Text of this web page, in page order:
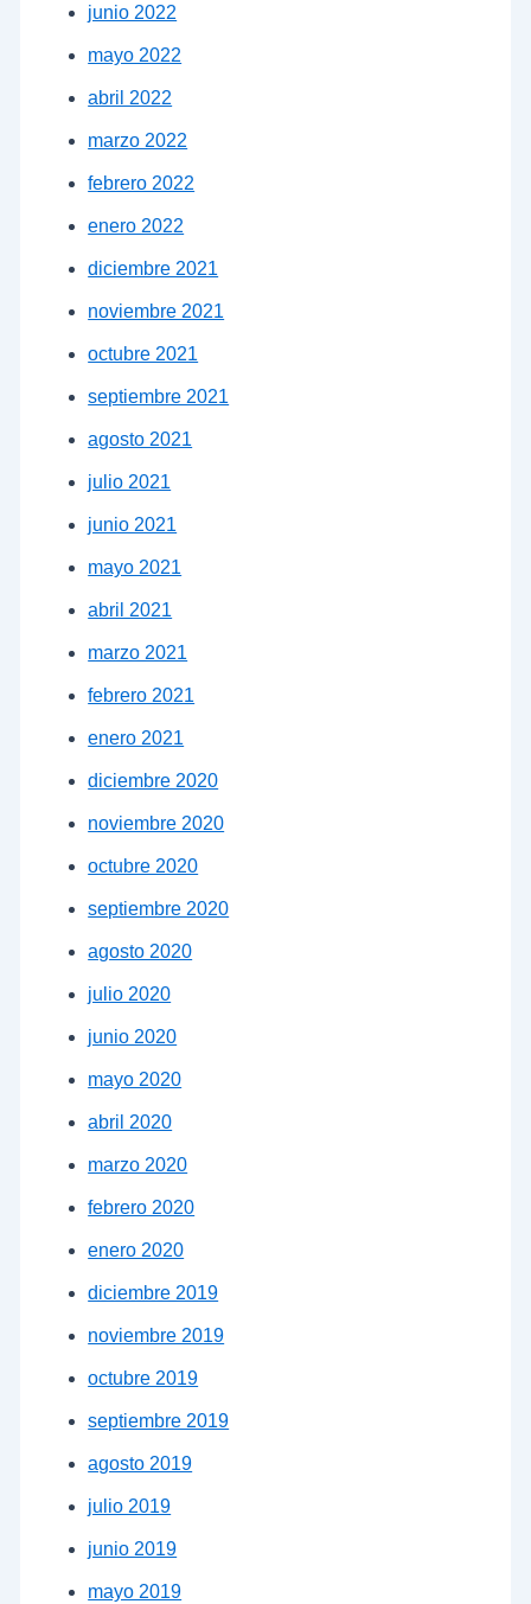
junio 2022
mayo 2022
abril 2022
marzo 2022
febrero 2022
enero 2022
diciembre 2021
noviembre 2021
octubre 2021
septiembre 2021
agosto 2021
julio 2021
junio 2021
mayo 2021
abril 2021
marzo 2021
febrero 2021
enero 2021
diciembre 2020
noviembre 2020
octubre 2020
septiembre 2020
agosto 2020
julio 2020
junio 2020
mayo 2020
abril 2020
marzo 2020
febrero 2020
enero 2020
diciembre 2019
noviembre 2019
octubre 2019
septiembre 2019
agosto 2019
julio 2019
junio 2019
mayo 2019